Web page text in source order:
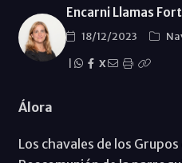
Encarni Llamas
18/12/2023
X
Álora
Los chavales de los